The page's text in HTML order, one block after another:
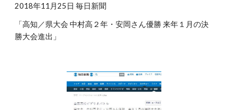
2018年11月25日 毎日新聞
「高知／県大会 中村高２年・安岡さん優勝 来年１月の決
勝大会進出」